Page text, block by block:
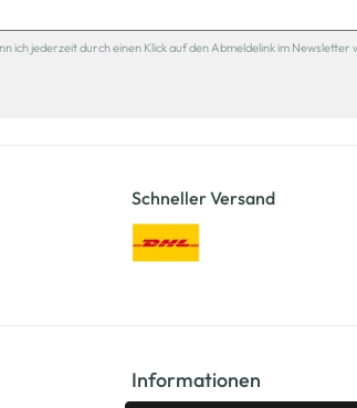
ich jederzeit durch einen Klick auf den Abmeldelink im
Schneller Versand
Informationen